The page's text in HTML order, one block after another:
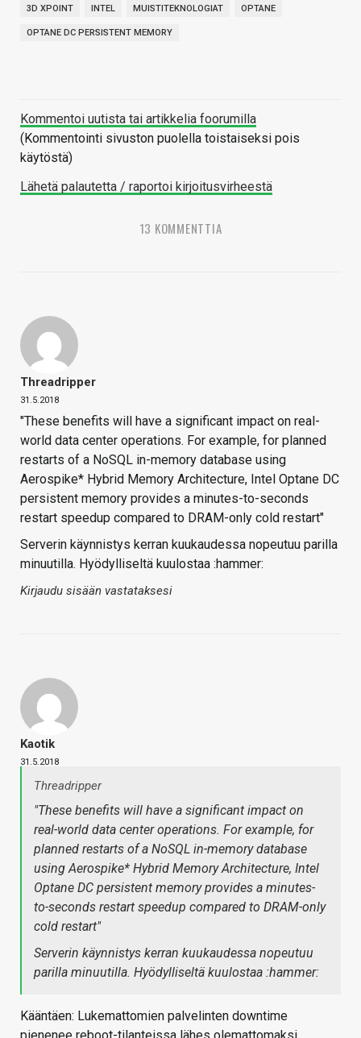
3D XPOINT INTEL MUISTITEKNOLOGIAT OPTANE
OPTANE DC PERSISTENT MEMORY
Kommentoi uutista tai artikkelia foorumilla
(Kommentointi sivuston puolella toistaiseksi pois
käytöstä)
Lähetä palautetta / raportoi kirjoitusvirheestä
13 KOMMENTTIA
Threadripper
31.5.2018
"These benefits will have a significant impact on real-
world data center operations. For example, for planned
restarts of a NoSQL in-memory database using
Aerospike* Hybrid Memory Architecture, Intel Optane DC
persistent memory provides a minutes-to-seconds
restart speedup compared to DRAM-only cold restart"
Serverin käynnistys kerran kuukaudessa nopeutuu parilla
minuutilla. Hyödylliseltä kuulostaa :hammer:
Kirjaudu sisään vastataksesi
Kaotik
31.5.2018
Threadripper
"These benefits will have a significant impact on
real-world data center operations. For example, for
planned restarts of a NoSQL in-memory database
using Aerospike* Hybrid Memory Architecture, Intel
Optane DC persistent memory provides a minutes-
to-seconds restart speedup compared to DRAM-only
cold restart"
Serverin käynnistys kerran kuukaudessa nopeutuu
parilla minuutilla. Hyödylliseltä kuulostaa :hammer:
Kääntäen: Lukemattomien palvelinten downtime